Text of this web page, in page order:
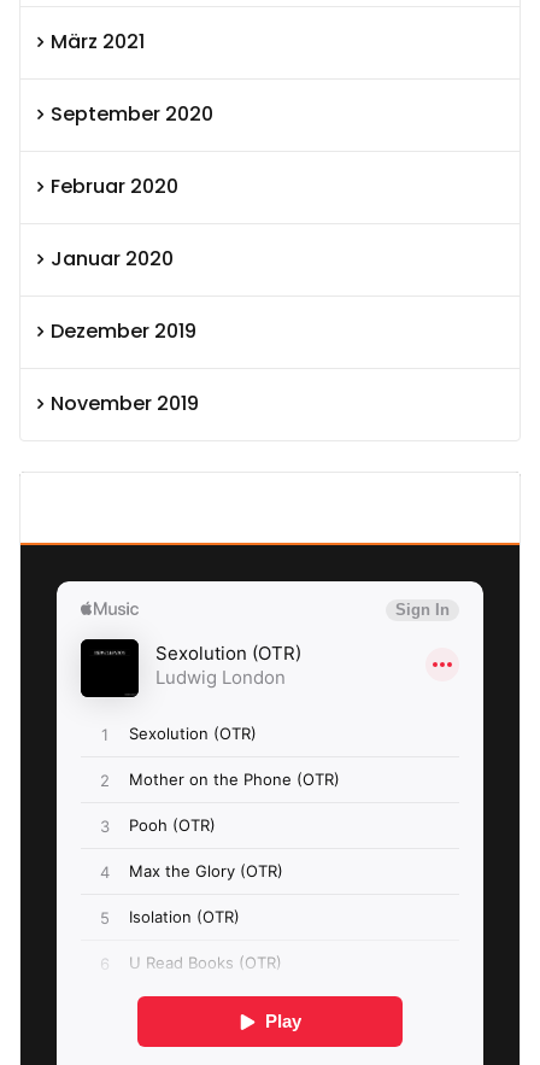
März 2021
September 2020
Februar 2020
Januar 2020
Dezember 2019
November 2019